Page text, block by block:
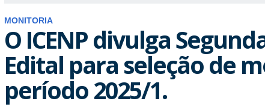
MONITORIA
O ICENP divulga
Edital para seleção de
período 2025/1.